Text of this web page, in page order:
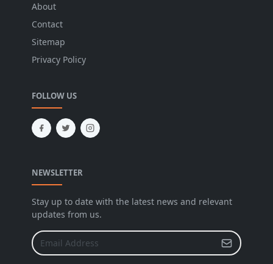
About
Contact
Sitemap
Privacy Policy
FOLLOW US
NEWSLETTER
Stay up to date with the latest news and relevant
updates from us.